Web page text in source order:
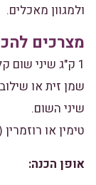
ולמגוון מאכלים.
מצרכים
1 ק"ג שיני שום קלופות
שמן זית או
שיני השום.
טימין או
אופן הכנה: